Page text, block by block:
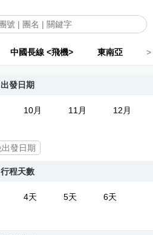
中國長線 <飛機> 東南亞 >
出發日期
10月 11月
12月
行程天數
4天 5天
6天